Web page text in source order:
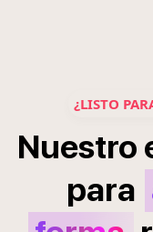
¿LISTO
Nuestro
para